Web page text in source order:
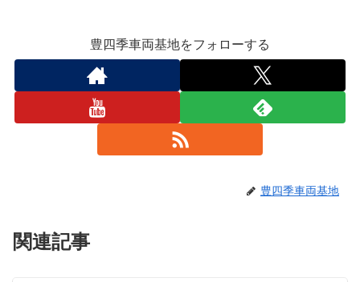
豊四季車両基地をフォローする
豊四季車両基地
関連記事